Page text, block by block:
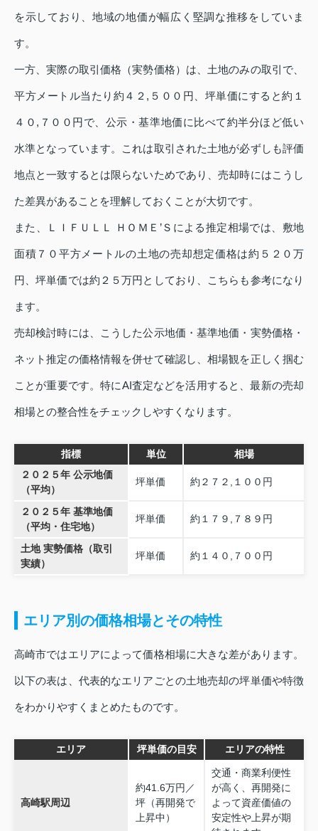
を示しており、地域の地価が幅広く堅調な推移をしていま
す。
一方、実際の取引価格（実勢価格）は、土地のみの取引で、
平方メートル当たり約４２,５００円、坪単価にすると約１
４０,７００円で、公示・基準地価に比べて約半分ほど低い
水準となっています。これは取引された土地が必ずしも評価
地点と一致するとは限らないためであり、売却時にはこうし
た差異があることを理解しておくことが大切です。
また、ＬＩＦＵＬＬ ＨＯＭＥ’Ｓによる推定相場では、敷地
面積７０平方メートルの土地の売却想定価格は約５２０万
円、坪単価では約２５万円としており、こちらも参考になり
ます。
売却検討時には、こうした公示地価・基準地価・実勢価格・
ネット推定の価格情報を併せて確認し、相場観を正しく掴む
ことが重要です。特にAI査定などを活用すると、最新の売却
相場との整合性をチェックしやすくなります。
指標 単位
相場
２０２５年 公示地価
（平均）
坪単価 約２７２,１００円
２０２５年 基準地価
（平均・住宅地）
坪単価 約１７９,７８９円
土地 実勢価格（取引
実績）
坪単価 約１４０,７００円
エリア別の価格相場とその特性
高崎市ではエリアによって価格相場に大きな差があります。
以下の表は、代表的なエリアごとの土地売却の坪単価や特徴
をわかりやすくまとめたものです。
エリア 坪単価の目安 エリアの特性
高崎駅周辺
約41.6万円／
坪（再開発で
上昇中）
交通・商業利便性
が高く、再開発に
よって資産価値の
安定性や上昇が期